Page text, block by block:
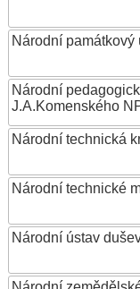
Národní památkový
Národní
J.A.Komenského
Národní technická
Národní technické
Národní ústav